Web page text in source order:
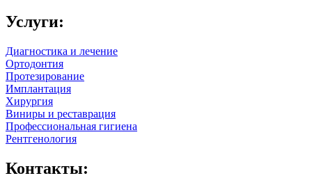
Услуги:
Диагностика и лечение
Ортодонтия
Протезирование
Имплантация
Хирургия
Виниры и реставрация
Профессиональная гигиена
Рентгенология
Контакты: